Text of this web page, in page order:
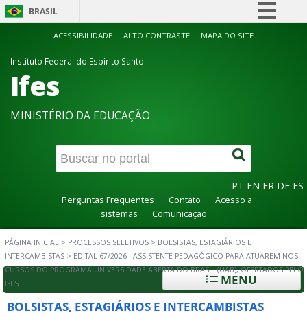
BRASIL
Simplifique!
Canais
ACESSIBILIDADE ALTO CONTRASTE MAPA DO SITE
Instituto Federal do Espírito Santo
Ifes
MINISTÉRIO DA EDUCAÇÃO
PT EN FR DE ES
Perguntas Frequentes Contato
Acesso a
sistemas
Comunicação
PÁGINA INICIAL > PROCESSOS SELETIVOS > BOLSISTAS, ESTAGIÁRIOS E
INTERCAMBISTAS > EDITAL 67/2026 - ASSISTENTE PEDAGÓGICO PARA ATUAREM NOS
CURSOS DO PROGRAMA UNIVERSIDADE ABERTA DO BRASIL (UAB), OFERTADOS PELO
IFES
MENU
BOLSISTAS, ESTAGIÁRIOS E INTERCAMBISTAS